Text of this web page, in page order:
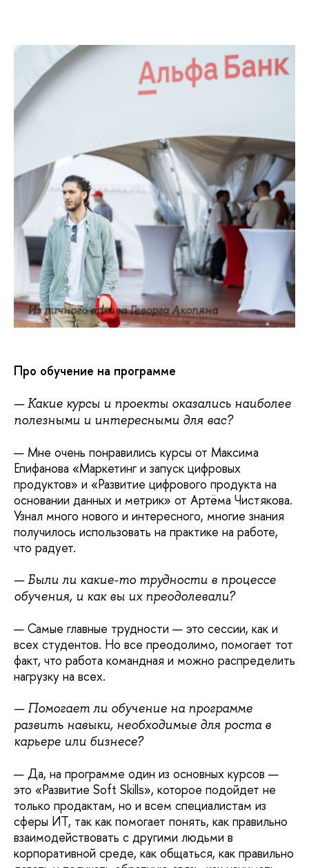
Из личного архива Геворга Акопяна
Про обучение на программе
— Какие курсы и проекты оказались наиболее
полезными и интересными для вас?
— Мне очень понравились курсы от Максима
Епифанова «Маркетинг и запуск цифровых
продуктов» и «Развитие цифрового продукта на
основании данных и метрик» от Артёма Чистякова.
Узнал много нового и интересного, многие знания
получилось использовать на практике на работе,
что радует.
— Были ли какие-то трудности в процессе
обучения, и как вы их преодолевали?
— Самые главные трудности — это сессии, как и
всех студентов. Но все преодолимо, помогает тот
факт, что работа командная и можно распределить
нагрузку на всех.
— Помогает ли обучение на программе
развить навыки, необходимые для роста в
карьере или бизнесе?
— Да, на программе один из основных курсов —
это «Развитие Soft Skills», которое подойдет не
только продактам, но и всем специалистам из
сферы ИТ, так как помогает понять, как правильно
взаимодействовать с другими людьми в
корпоративной среде, как общаться, как правильно